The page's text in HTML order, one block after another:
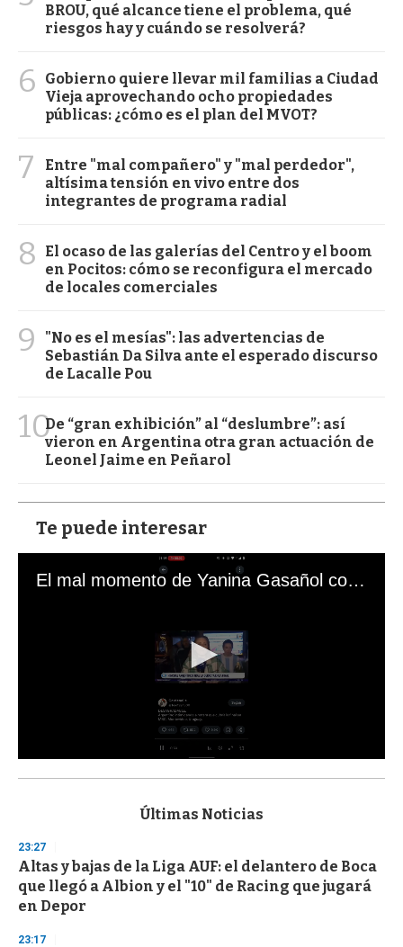
BROU, qué alcance tiene el problema, qué
riesgos hay y cuándo se resolverá?
6
Gobierno quiere llevar mil familias a Ciudad
Vieja aprovechando ocho propiedades
públicas: ¿cómo es el plan del MVOT?
7
Entre "mal compañero" y "mal perdedor",
altísima tensión en vivo entre dos
integrantes de programa radial
8
El ocaso de las galerías del Centro y el boom
en Pocitos: cómo se reconfigura el mercado
de locales comerciales
9
"No es el mesías": las advertencias de
Sebastián Da Silva ante el esperado discurso
de Lacalle Pou
10De “gran exhibición” al “deslumbre”: así
vieron en Argentina otra gran actuación de
Leonel Jaime en Peñarol
Te puede interesar
El mal momento de Yanina Gasañol con un hincha argentino en "Subrayado"
s
d
s
o
f
3
s
Últimas Noticias
23:27
Altas y bajas de la Liga AUF: el delantero de Boca
que llegó a Albion y el "10" de Racing que jugará
en Depor
23:17